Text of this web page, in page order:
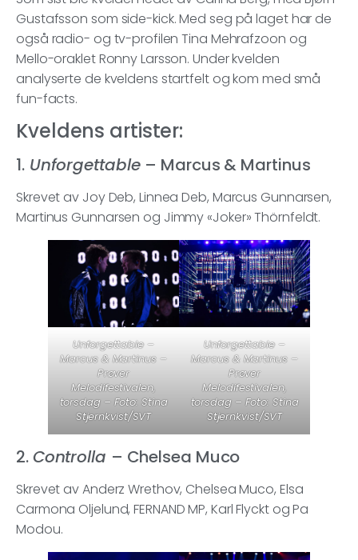
Gustafsson som side-kick. Med seg på laget har de
også radio- og tv-profilen Tina Mehrafzoon og
Mello-oraklet Ronny Larsson. Under kvelden
analyserte de kveldens startfelt og kom med små
fun-facts.
Kveldens artister:
1.Unforgettable – Marcus & Martinus
Skrevet av Joy Deb, Linnea Deb, Marcus Gunnarsen,
Martinus Gunnarsen og Jimmy «Joker» Thörnfeldt.
Unforgettable –
Marcus & Martinus –
Prøver
Melodifestivalen,
torsdag – Foto: Stina
Stjernkvist/SVT
Unforgettable –
Marcus & Martinus –
Prøver
Melodifestivalen,
torsdag – Foto: Stina
Stjernkvist/SVT
2.Controlla – Chelsea Muco
Skrevet av Anderz Wrethov, Chelsea Muco, Elsa
Carmona Oljelund, FERNAND MP, Karl Flyckt og Pa
Modou.